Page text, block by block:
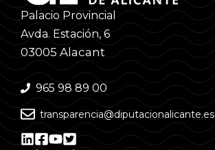
Palacio Provincial
Avda. Estación, 6
03005 Alacant
965 98 89 00
transparencia@diputacionalicante.es